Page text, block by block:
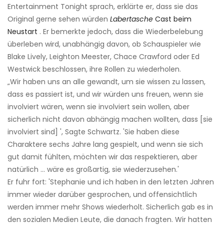
Entertainment Tonight sprach, erklärte er, dass sie das
Original gerne sehen würden Labertasche Cast beim
Neustart . Er bemerkte jedoch, dass die Wiederbelebung
überleben wird, unabhängig davon, ob Schauspieler wie
Blake Lively, Leighton Meester, Chace Crawford oder Ed
Westwick beschlossen, ihre Rollen zu wiederholen.
„Wir haben uns an alle gewandt, um sie wissen zu lassen,
dass es passiert ist, und wir würden uns freuen, wenn sie
involviert wären, wenn sie involviert sein wollen, aber
sicherlich nicht davon abhängig machen wollten, dass [sie
involviert sind] ', Sagte Schwartz. 'Sie haben diese
Charaktere sechs Jahre lang gespielt, und wenn sie sich
gut damit fühlten, möchten wir das respektieren, aber
natürlich ... wäre es großartig, sie wiederzusehen.'
Er fuhr fort: 'Stephanie und ich haben in den letzten Jahren
immer wieder darüber gesprochen, und offensichtlich
werden immer mehr Shows wiederholt. Sicherlich gab es in
den sozialen Medien Leute, die danach fragten. Wir hatten